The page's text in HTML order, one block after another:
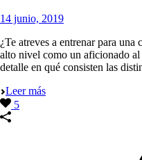
14 junio, 2019
¿Te atreves a entrenar para una
alto nivel como un aficionado
detalle en qué consisten las
Leer más
5